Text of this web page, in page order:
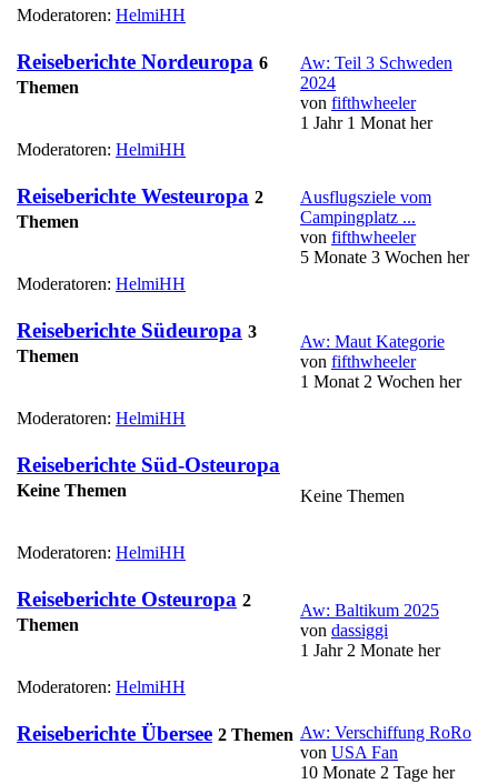
Moderatoren: HelmiHH
Reiseberichte Nordeuropa 6
Themen
Moderatoren: HelmiHH
Aw: Teil 3 Schweden
2024
von fifthwheeler
1 Jahr 1 Monat her
Reiseberichte Westeuropa 2
Themen
Moderatoren: HelmiHH
Ausflugsziele vom
Campingplatz ...
von fifthwheeler
5 Monate 3 Wochen her
Reiseberichte Südeuropa 3
Themen
Moderatoren: HelmiHH
Aw: Maut Kategorie
von fifthwheeler
1 Monat 2 Wochen her
Reiseberichte Süd-Osteuropa
Keine Themen
Moderatoren: HelmiHH
Keine Themen
Reiseberichte Osteuropa 2
Themen
Moderatoren: HelmiHH
Aw: Baltikum 2025
von dassiggi
1 Jahr 2 Monate her
Reiseberichte Übersee 2 Themen Aw: Verschiffung RoRo
von USA Fan
10 Monate 2 Tage her